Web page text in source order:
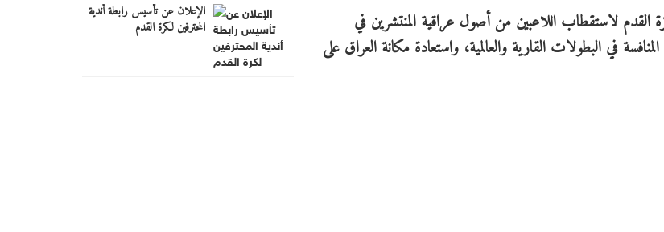
القدم لاستقطاب اللاعبين من أصول عراقية المنتشرين في
في البطولات القارية والعالمية، واستعادة مكانة العراق على
الإعلان عن تأسيس رابطة أندية
المحترفين لكرة القدم